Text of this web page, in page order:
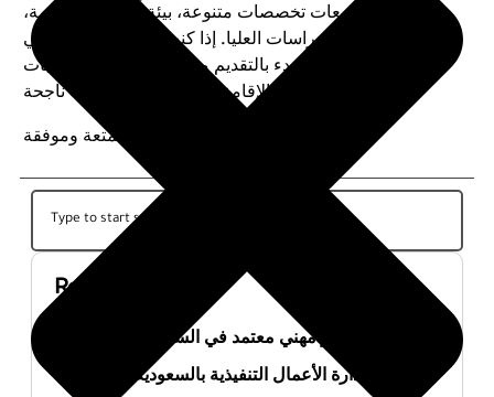
تقدم هذه الجامعات تخصصات متنوعة، بيئة أكاديمية متقدمة،
وفرصًا متميزة للدراسات العليا. إذا كنت تخطط للدراسة في
مصر، فمن الأفضل البدء بالتقديم مبكرًا والتأكد من متطلبات
Recent Posts
أفضل ماجستير مهني معتمد في السعودية 2026
ماجستير إدارة الأعمال التنفيذية بالسعودية 2026